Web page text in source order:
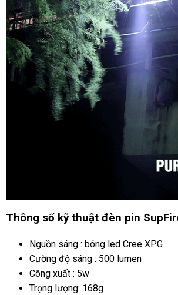
Thông số kỹ thuật đèn pin
Nguồn sáng : bóng led Cree XPG
Cường độ sáng : 500 lumen
Công xuất : 5w
Trọng lượng: 168g